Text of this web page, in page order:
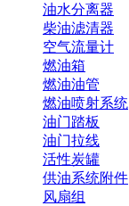
油水分离器
柴油滤清器
空气流量计
燃油箱
燃油油管
燃油喷射系统
油门踏板
油门拉线
活性炭罐
供油系统附件
风扇组